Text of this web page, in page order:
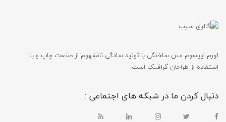
لورم ایپسوم متن ساختگی با تولید سادگی نامفهوم از صنعت چاپ و با
استفاده از طراحان گرافیک است.
دنبال کردن ما در شبکه های اجتماعی :